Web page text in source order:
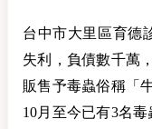
台中市大里區育德
失利，負債數千萬
販售予毒蟲俗稱「
10月至今已有3名